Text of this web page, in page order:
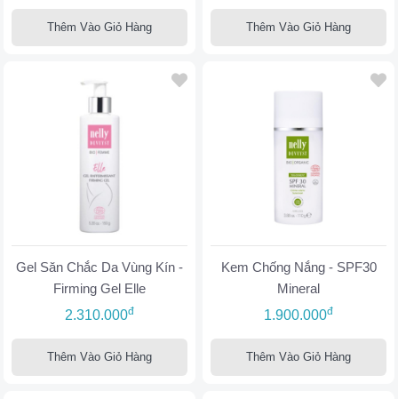
Thêm Vào Giỏ Hàng Thêm Vào Giỏ Hàng
Gel Săn Chắc Da Vùng Kín -
Firming Gel Elle
2.310.000đ
Thêm Vào Giỏ Hàng
Kem Chống Nắng - SPF30
Mineral
1.900.000đ
Thêm Vào Giỏ Hàng